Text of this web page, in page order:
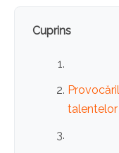
Cuprins
talentelor